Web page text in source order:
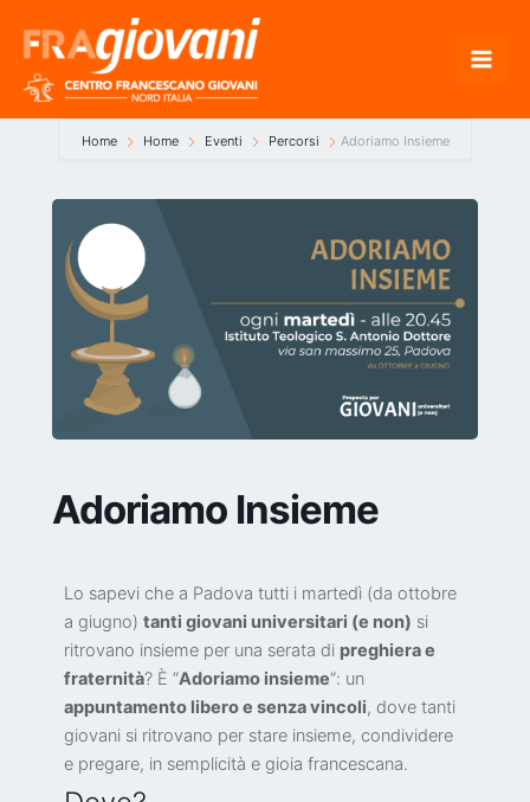
contenuto
Home Home Eventi Percorsi Adoriamo Insieme
Adoriamo Insieme
Lo sapevi che a Padova tutti i martedì (da ottobre
a giugno) tanti giovani universitari (e non) si
ritrovano insieme per una serata di preghiera e
fraternità? È “Adoriamo insieme“: un
appuntamento libero e senza vincoli, dove tanti
giovani si ritrovano per stare insieme, condividere
e pregare, in semplicità e gioia francescana.